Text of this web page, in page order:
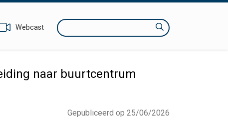
Webcast Zoeken
naar buurtcentrum
Gepubliceerd op 25/06/2026